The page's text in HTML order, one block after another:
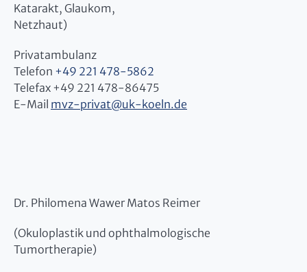
Katarakt, Glaukom,
Netzhaut)
Privatambulanz
Telefon +49 221 478-5862
Telefax +49 221 478-86475
E-Mail mvz-privat@uk-koeln.de
Dr. Philomena Wawer Matos Reimer
(Okuloplastik und ophthalmologische
Tumortherapie)